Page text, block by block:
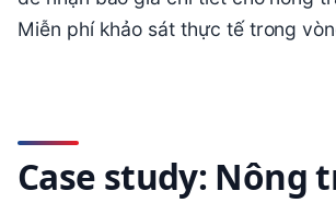
Miễn phí khảo sát thực tế trong
Case study: Nông